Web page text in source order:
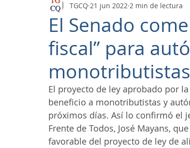
notas de credito newsletter
agip caba plande pagos
iva digital precios de transferencia rg
ai COVID-19 tecnologia
El Senado
fiscal” para
monotributistas
TGCQ 21 jun 2022 2 min de lectura
El proyecto de ley aprobado por
beneficio a monotributistas y
próximos días. Así lo confirmó el
Frente de Todos, José Mayans,
favorable del proyecto de ley de